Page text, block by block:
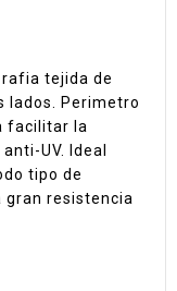
tejida de
lados. Perimetro
facilitar la
UV. Ideal
tipo de
gran resistencia